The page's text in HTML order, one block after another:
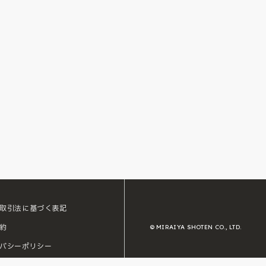
引法に基づく表記
シーポリシー
© MIRAIYA SHOTEN CO., LTD.